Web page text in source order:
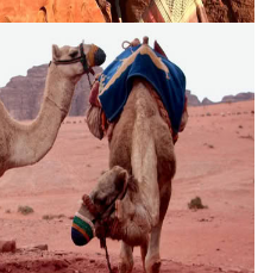
Rum
tempo del deserto in un ritiro
rallentare e vivere Wadi
Questo viaggio a dor...